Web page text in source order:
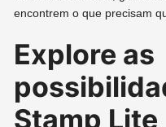
encontrem o que precisam
Explore as
Stamp Lite